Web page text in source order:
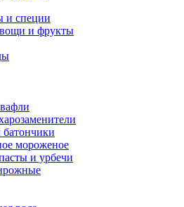
и специи
и фрукты
мороженое
и урбечи